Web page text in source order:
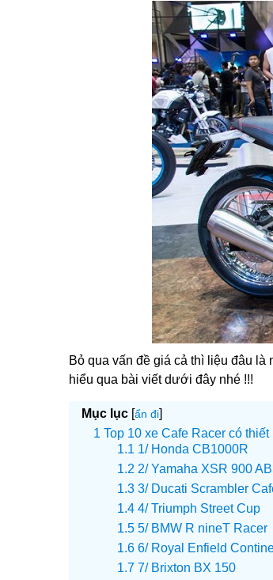
Bỏ qua vấn đề giá cả thì liệu đâu là
hiểu qua bài viết dưới đây nhé !!!
Mục lục [ẩn đi]
Top 10 xe Cafe Racer có
1/ Honda CB1000R
2/ Yamaha XSR 900
3/ Ducati Scrambler
4/ Triumph Street Cup
5/ BMW R nineT Racer
6/ Royal Enfield
7/ Brixton BX 150